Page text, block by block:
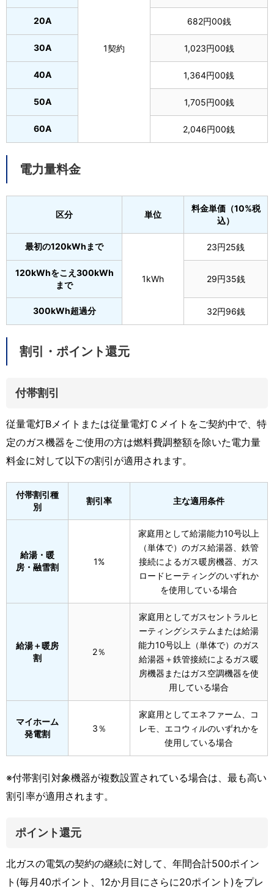
1契約
20A 682円00銭
30A 1,023円00銭
40A 1,364円00銭
50A 1,705円00銭
60A 2,046円00銭
電力量料金
区分 単位
料金単価（10%税
込）
最初の120kWhまで
1kWh
23円25銭
120kWhをこえ300kWh
まで
29円35銭
300kWh超過分 32円96銭
割引・ポイント還元
付帯割引
従量電灯Bメイトまたは従量電灯Ｃメイトをご契約中で、特
定のガス機器をご使用の方は燃料費調整額を除いた電力量
料金に対して以下の割引が適用されます。
付帯割引種
別
割引率 主な適用条件
給湯・暖
房・融雪割
1%
家庭用として給湯能力10号以上
（単体で）のガス給湯器、鉄管
接続によるガス暖房機器、ガス
ロードヒーティングのいずれか
を使用している場合
給湯＋暖房
割
2％
家庭用としてガスセントラルヒ
ーティングシステムまたは給湯
能力10号以上（単体で）のガス
給湯器＋鉄管接続によるガス暖
房機器またはガス空調機器を使
用している場合
マイホーム
発電割
3％
家庭用としてエネファーム、コ
レモ、エコウィルのいずれかを
使用している場合
※付帯割引対象機器が複数設置されている場合は、最も高い
割引率が適用されます。
ポイント還元
北ガスの電気の契約の継続に対して、年間合計500ポイン
ト(毎月40ポイント、12か月目にさらに20ポイント)をプレ